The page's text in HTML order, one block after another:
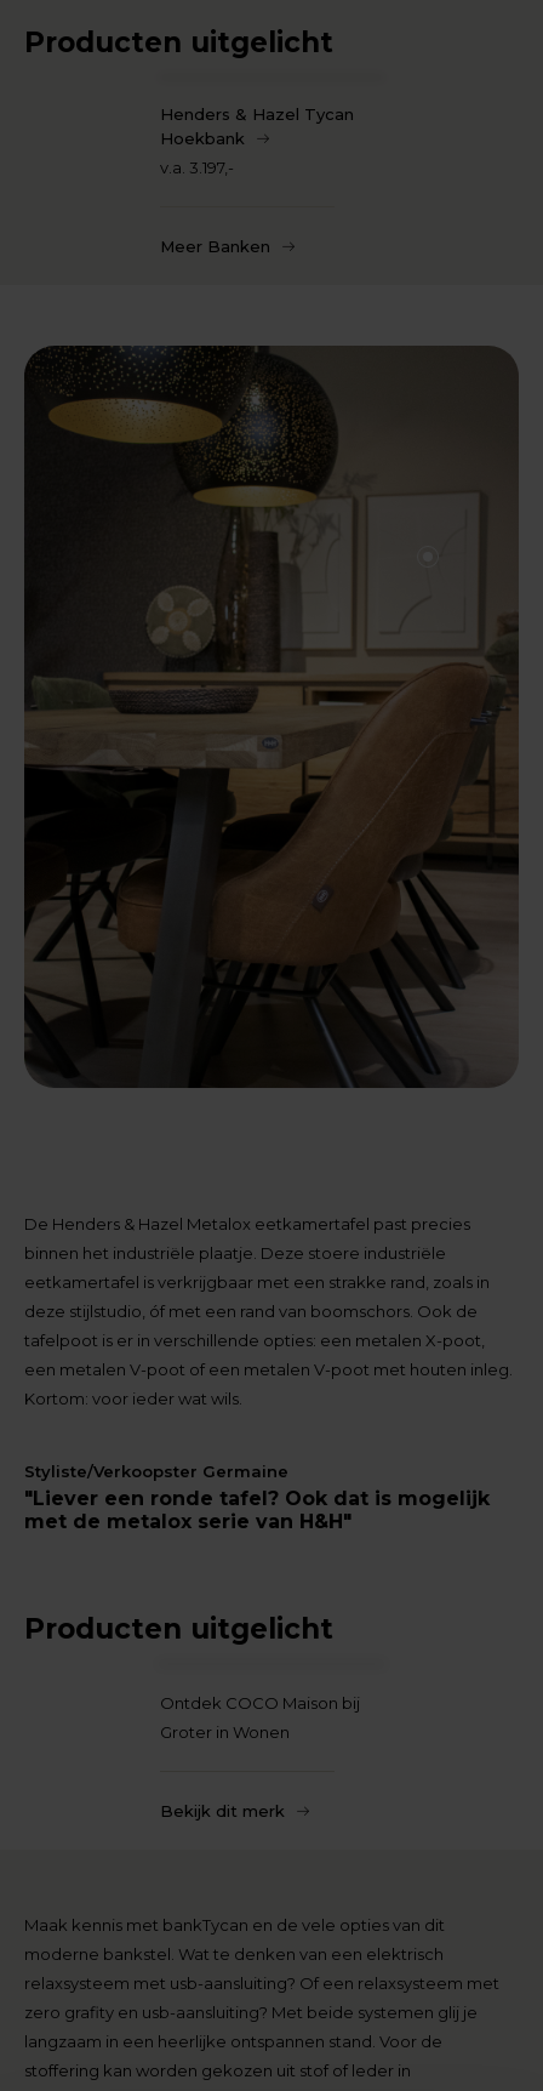
Producten uitgelicht
Henders & Hazel Tycan
Hoekbank
v.a. 3.197,-
Meer Banken
De Henders & Hazel Metalox eetkamertafel past precies
binnen het industriële plaatje. Deze stoere industriële
eetkamertafel is verkrijgbaar met een strakke rand, zoals in
deze stijlstudio, óf met een rand van boomschors. Ook de
tafelpoot is er in verschillende opties: een metalen X-poot,
een metalen V-poot of een metalen V-poot met houten inleg.
Kortom: voor ieder wat wils.
Styliste/Verkoopster Germaine
"Liever een ronde tafel? Ook dat is mogelijk
met de metalox serie van H&H"
Producten uitgelicht
Ontdek COCO Maison bij
Groter in Wonen
Bekijk dit merk
Maak kennis met bankTycan en de vele opties van dit
moderne bankstel. Wat te denken van een elektrisch
relaxsysteem met usb-aansluiting? Of een relaxsysteem met
zero grafity en usb-aansluiting? Met beide systemen glij je
langzaam in een heerlijke ontspannen stand. Voor de
stoffering kan worden gekozen uit stof of leder in